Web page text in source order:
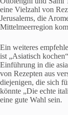
eine Vielzahl von
Jerusalems, die
Mittelmeerregion
Ein weiteres
ist „Asiatisch
Einführung in die
von Rezepten aus
diejenigen, die sich
könnte „Die echte
eine gute Wahl sein.